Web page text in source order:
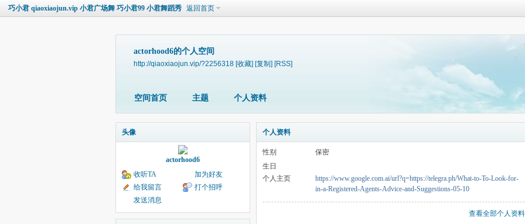
巧小君 qiaoxiaojun.vip 小君广场舞 巧小君99 小君舞蹈秀 返回首页
actorhood6的个人空间
http://qiaoxiaojun.vip/?2256318 [收藏] [复制] [RSS]
空间首页 主题 个人资料
头像
actorhood6
收听TA
加为好友
给我留言
打个招呼
发送消息
个人资料
性别
保密
生日
个人主页
https://www.google.com.ai/url?q=https://telegra.ph/What-to-To-Look-for-
in-a-Registered-Agents-Advice-and-Suggestions-05-10
查看全部个人资料